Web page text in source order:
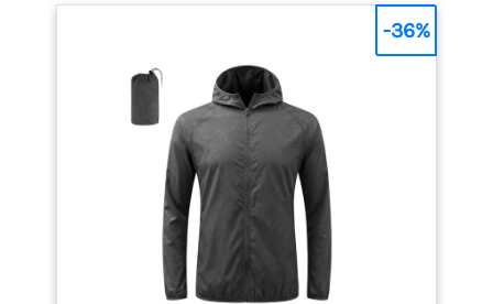
【Conception pratique】Cette veste unisexe est
polyvalente : elle peut servir d'imperméable, de
chapeau de soleil, de manchettes solaires ou de
veste légère. Parfaite au quotidien et pour diverses
activités de plein air. 【Facile à ranger】Grâce à sa
housse de rangement incluse, vous pouvez ranger
la veste facilement et l'emporter partout avec vous :
dans un sac à dos, un sac à main ou une voiture.
Ainsi, vous serez paré(e) aux changements de
météo imprévus sans craindre d'être mouillé(e).
【Polyvalent】Cet imperméable pour homme est
idéal pour diverses activités sous la pluie, comme
le jogging, le vélo, la randonnée, le camping, le
-36%